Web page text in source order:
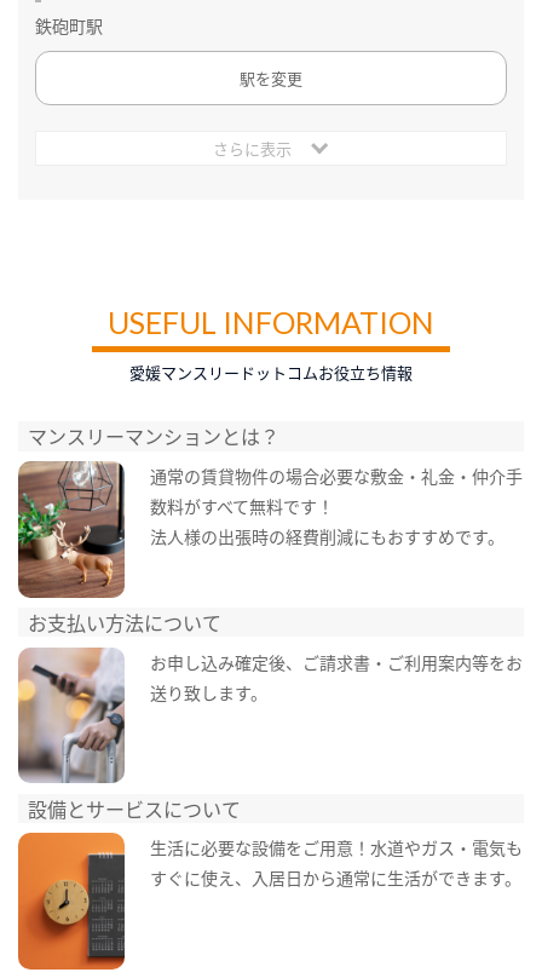
鉄砲町駅
駅を変更
さらに表示
USEFUL INFORMATION
愛媛マンスリードットコムお役立ち情報
マンスリーマンションとは？
通常の賃貸物件の場合必要な敷金・礼金・仲介手
数料がすべて無料です！
法人様の出張時の経費削減にもおすすめです。
お支払い方法について
お申し込み確定後、ご請求書・ご利用案内等をお
送り致します。
設備とサービスについて
生活に必要な設備をご用意！水道やガス・電気も
すぐに使え、入居日から通常に生活ができます。